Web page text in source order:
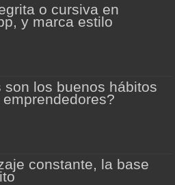
o cursiva en
y marca estilo
son los buenos hábitos
constante, la base